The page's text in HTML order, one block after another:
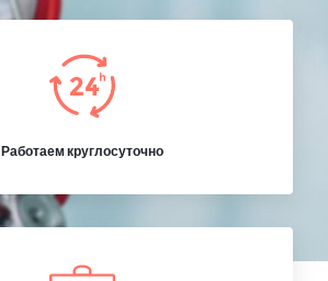
Работаем круглосуточно